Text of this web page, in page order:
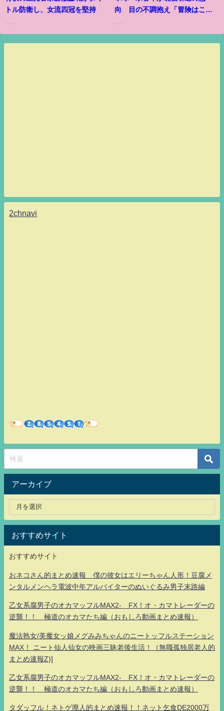
トル防衛し、女流四冠を堅持
向 目の不調抱え「冒険はここ
2chnavi
アーカイブ
おすすめサイト
おすすめサイト
おネコさん的まとめ速報 僕の彼女はエリーちゃん人形！豆腐メ
ンタルメンヘラ電波中年アルバイターのぬいぐるみ男子末路編
乙女系腐男子のオカマッフルMAX2- FX！オ・カマトレーダーの
逆襲！！ 極道のオカマたち編（おもしろ動画まとめ速報）
魔法熟女/美魔女ッ娘メグみみちゃんのニートッフルステーション
MAX！ ニート仙人仙女の映画三昧老後生活！（無職孤独居老人的
まとめ速報Z)]
乙女系腐男子のオカマッフルMAX2- FX！オ・カマトレーダーの
逆襲！！ 極道のオカマたち編（おもしろ動画まとめ速報）
タダッフル！ネトゲ廃人的まとめ速報！！ネット乞食DE2000万